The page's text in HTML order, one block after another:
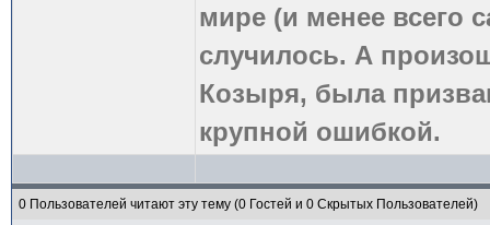
мире (и менее всего
случилось. А
Козыря, была
крупной ошибкой.
0 Пользователей читают эту тему (0 Гостей и 0 Скрытых Пользователей)